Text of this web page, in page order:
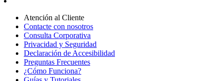
Atención al Cliente
Contacte con nosotros
Consulta Corporativa
Privacidad y Seguridad
Declaración de Accesibilidad
Preguntas Frecuentes
¿Cómo Funciona?